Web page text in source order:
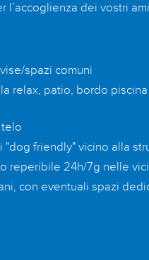
l’accoglienza dei vostri
spazi comuni
relax, patio, bordo
friendly" vicino alla
reperibile 24h/7g nelle
con eventuali spazi